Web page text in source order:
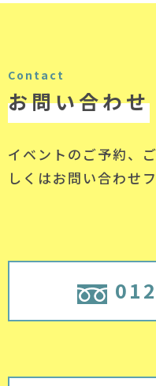
Contact
お問い合わせ
イベントのご予約、
しくはお問い合わせ